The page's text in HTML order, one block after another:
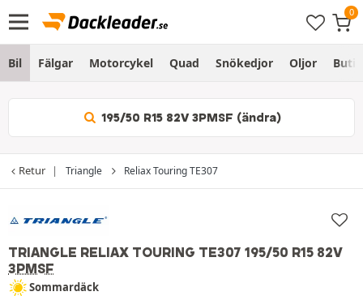
Bil Fälgar Motorcykel Quad Snökedjor Oljor Butik
195/50 R15 82V 3PMSF (ändra)
Retur Triangle Reliax Touring TE307
TRIANGLE RELIAX TOURING TE307 195/50 R15 82V
3PMSF
Sommardäck